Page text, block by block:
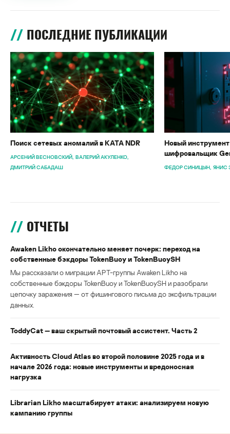
ПОСЛЕДНИЕ ПУБЛИКАЦИИ
Поиск сетевых аномалий в KATA NDR
АРСЕНИЙ ВЕСНОВСКИЙ ВАЛЕРИЙ АКУЛЕНКО
ДМИТРИЙ САБАДАШ
Новый
шифровальщик
ФЕДОР СИНИЦЫН ЯНИС
ОТЧЕТЫ
Awaken Likho окончательно меняет почерк: переход на
собственные бэкдоры TokenBuoy и TokenBuoySH
Мы рассказали о миграции APT-группы Awaken Likho на
собственные бэкдоры TokenBuoy и TokenBuoySH и разобрали
цепочку заражения — от фишингового письма до эксфильтрации
данных.
ToddyCat — ваш скрытый почтовый ассистент. Часть 2
Активность Cloud Atlas во второй половине 2025 года и в
начале 2026 года: новые инструменты и вредоносная
нагрузка
Librarian Likho масштабирует атаки: анализируем новую
кампанию группы